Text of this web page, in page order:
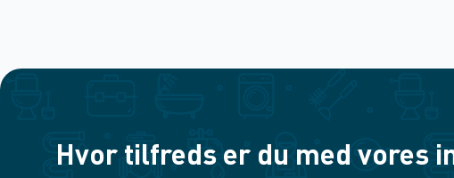
Hvor tilfreds er du med vores